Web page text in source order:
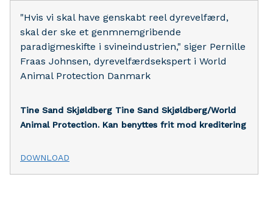
"Hvis vi skal have genskabt reel dyrevelfærd,
skal der ske et genmnemgribende
paradigmeskifte i svineindustrien," siger Pernille
Fraas Johnsen, dyrevelfærdsekspert i World
Animal Protection Danmark
Tine Sand Skjøldberg Tine Sand Skjøldberg/World
Animal Protection. Kan benyttes frit mod kreditering
DOWNLOAD